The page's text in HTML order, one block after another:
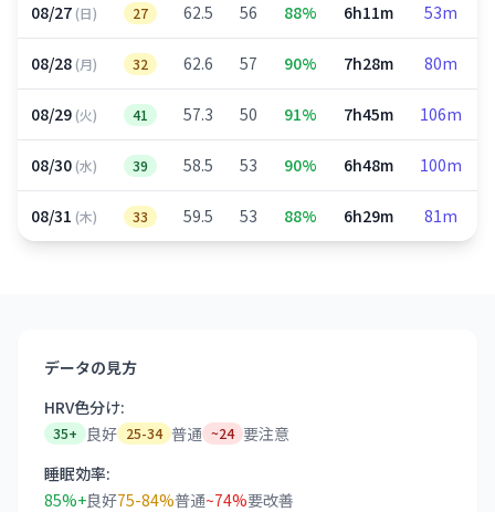
08/27(日) 27 62.5 56 88% 6h11m 53m
08/28(月) 32 62.6 57 90% 7h28m 80m
08/29(火) 41 57.3 50 91% 7h45m 106m
08/30(水) 39 58.5 53 90% 6h48m 100m
08/31 (木) 33 59.5 53 88% 6h29m 81m
データの見方
HRV色分け:
35+ 良好 25-34 普通 ~24 要注意
睡眠効率:
85%+良好75-84%普通~74%要改善